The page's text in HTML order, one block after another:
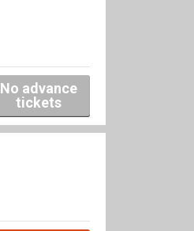
No advance
tickets